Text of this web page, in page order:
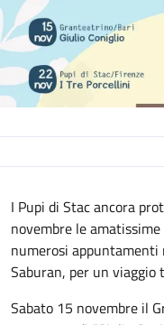
Descrizione
I Pupi di Stac ancora
novembre le
numerosi appuntamenti
Saburan, per un
Sabato 15 novembre il